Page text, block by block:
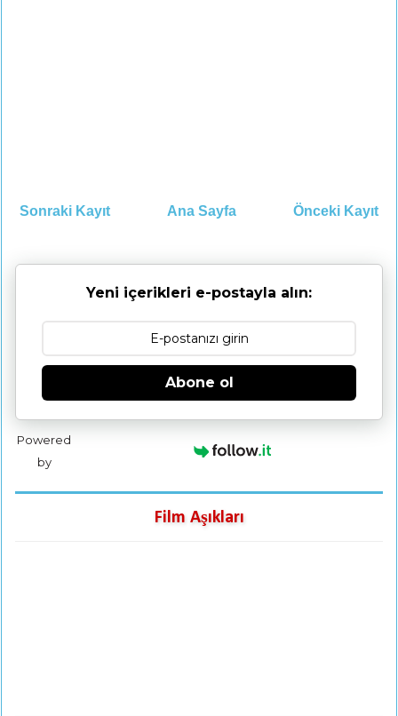
Sonraki Kayıt Önceki Kayıt
Ana Sayfa
Yeni içerikleri e-postayla alın:
Abone ol
Powered
by
Film Aşıkları